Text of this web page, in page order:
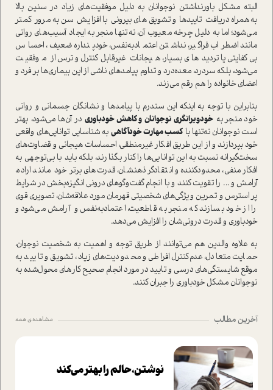
البته مشكل باور‌نداشتن نوجوانان به دليل موفقیت‌هاي زياد در سنین بالا
به‌همراه دریافت تاییدها و تشویق‌های بیرونی با افزایش سن به مرور كمتر
مي‌شود؛ اما به دلیل چرخه معیوب آن، نه‌تنها منجر به ایجاد آسیب‌هاي روانی
مانند اضطراب فراگیر، نداشتن اعتماد‌به‌نفس، خودپنداره ضعیف، احساس
بی‌کفایتی یا تردید‌هاي بسيار، هیجانات غير‌قابل‌كنترل و ترس از موفقیت
می‌شود، بلکه سردرد، معده‌درد و تداوم پیامدهای ناشی از این بیماری‌ها بر فرد و
اعضاي خانواده را هم رقم می‌زند.
بنابراین با توجه به اينكه این سندرم با پیامدها و نشانگان جسمانی و روانی
خود منجر بهخودویرانگری نوجوانان و کاهش خودباوری در آن‌ها می‌شود، بهتر
است نوجوانان نه‌تنها باکسب مهارت خودآگاهیبه شناسایی توانایی‌های واقعی
خود بپردازند و از این طریق افکار غیر‌منطقی، احساسات هیجانی و قضاوت‌های
سخت‌گیرانه نسبت به این توانایی‌ها را کنار بگذارند، بلکه باید با بی‌توجهی به
افکار منفی، محدودکننده و انتقادگر‌ ذهنشان، قدرت‌های برتر خود مانند اراده،
آرامش و ... را تقويت كنند و با انجام گفت‌و‌گوهای درونی انگیزه‌بخش در شرایط
پر استرس و تمرین ویژگی‌های شخصیتی قهرمان مورد علاقه‌‌شان، تصویري قوی
را از خود بسازند که منجر به قاطعیت، اعتماد‌به‌نفس و آرامش مي‌شود و
خودباوری و قدرت درونی‌شان را افزایش می‌دهد.
به علاوه والدین هم می‌توانند از طریق توجه و اهمیت به شخصیت نوجوان،
حمایت متعادل، عدم‌كنترل افراطی و محدودیت‌های زیاد، تشویق و تایید به
موقع شایستگی‌های درسی و تایید در مورد انجام صحیح كارهای محول‌شده به
نوجوانان مشكل خودباوری را جبران كنند.
آخرین مطالب مشاهده ی همه
نوشتن، حالم را بهتر می‌کند